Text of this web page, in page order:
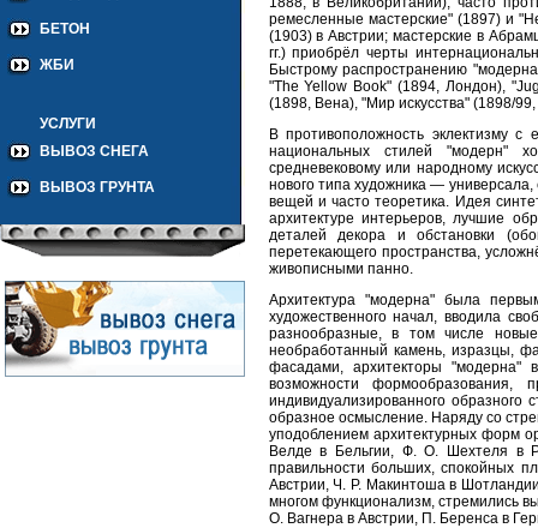
БЕТОН
ЖБИ
УСЛУГИ
ВЫВОЗ СНЕГА
ВЫВОЗ ГРУНТА
ремесленные мастерские" (1897) и
(1903) в Австрии; мастерские в
гг.) приобрёл черты
Быстрому распространению
"The Yellow Book" (1894, Лондон),
(1898, Вена), "Мир искусства" (1898/
В противоположность эклектизму с
национальных стилей "модерн"
средневековому или народному
нового типа художника —
вещей и часто теоретика. Идея
архитектуре интерьеров, лучшие
деталей декора и обстановки
перетекающего пространства,
живописными панно.
Архитектура "модерна" была
художественного начал, вводила
разнообразные, в том числе
необработанный камень, изразцы,
фасадами, архитекторы "модерна"
возможности формообразования,
индивидуализированного образного
образное осмысление. Наряду со
уподоблением архитектурных форм
Велде в Бельгии, Ф. О. Шехтеля в
правильности больших, спокойных
Австрии, Ч. Р. Макинтоша в
многом функционализм, стремились
О. Вагнера в Австрии, П. Беренса в